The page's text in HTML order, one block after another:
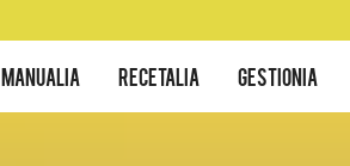
MANUALIA RECETALIA GESTIONIA